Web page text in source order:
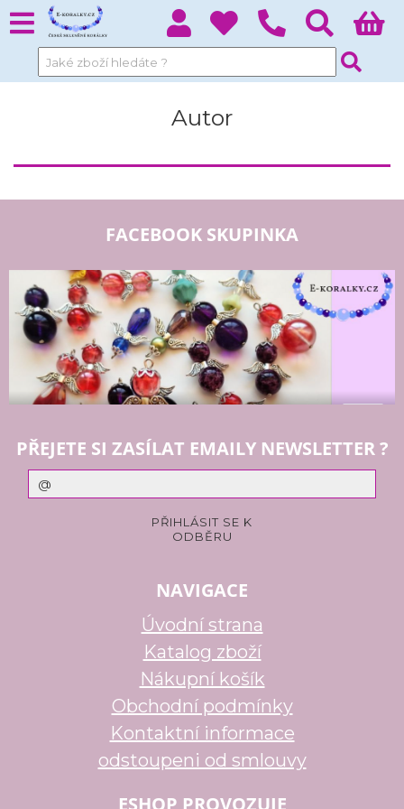
Autor
FACEBOOK SKUPINKA
PŘEJETE SI ZASÍLAT EMAILY NEWSLETTER ?
NAVIGACE
Úvodní strana
Katalog zboží
Nákupní košík
Obchodní podmínky
Kontaktní informace
odstoupeni od smlouvy